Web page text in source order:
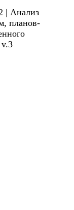
| Анализ
планов-